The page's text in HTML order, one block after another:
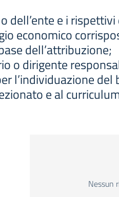
dell’ente e i
economico
dell’attribuzione;
o dirigente
l’individuazione del
e al
Nessun